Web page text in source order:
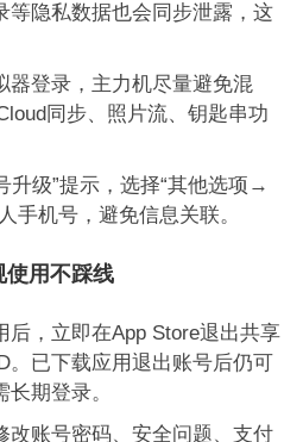
等隐私数据也会同步泄露，这
器登录，主力机尽量避免混
同步、照片流、钥匙串功
升级”提示，选择“其他选项→
手机号，避免信息关联。
使用不踩线
后，立即在App Store退出共享
。已下载应用退出账号后仍可
期登录。
改账号密码、安全问题、支付